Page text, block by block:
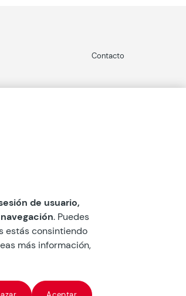
Contacto
de cookies
de usuario,
. Puedes
estás consintiendo
más información,